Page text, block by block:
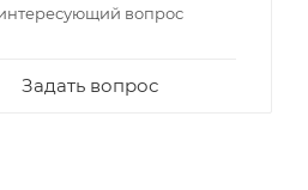
вопрос
Задать вопрос